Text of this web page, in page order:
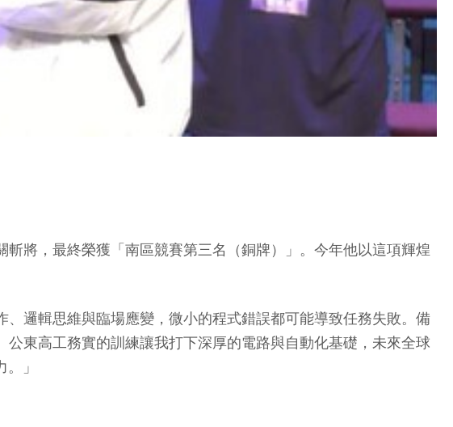
將，最終榮獲「南區競賽第三名（銅牌）」。今年他以這項輝煌
邏輯思維與臨場應變，微小的程式錯誤都可能導致任務失敗。備
東高工務實的訓練讓我打下深厚的電路與自動化基礎，未來全球
」